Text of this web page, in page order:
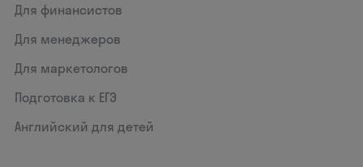
Для финансистов
Для менеджеров
Для маркетологов
Подготовка к ЕГЭ
Английский для детей